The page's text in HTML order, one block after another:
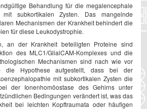
Behandlung für die megalencephale
mit subkortikalen Zysten. Das mangelnde
Mechanismen der Krankheit behindert die
für diese Leukodystrophie.
an der Krankheit beteiligten Proteine sind
des MLC1/GlialCAM-Komplexes und die
Mechanismen sind nach wie vor
die Hypothese aufgestellt, dass bei der
mit subkortikalen Zysten die
der Ionenhomöostase des Gehirns unter
Bedingungen verändert ist, was das
bei leichten Kopftraumata oder häufigen